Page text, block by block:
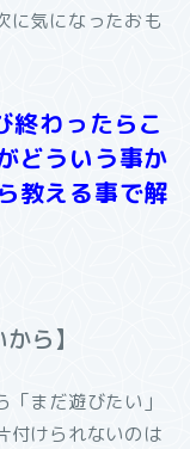
に気になったおも
終わったらこ
どういう事か
教える事で解
ら】
まだ遊びたい」
付けられないのは